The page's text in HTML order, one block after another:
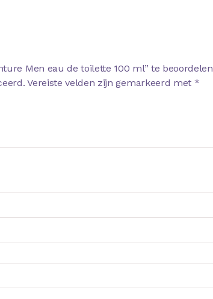
Men eau de toilette 100 ml” te beoordelen
Vereiste velden zijn gemarkeerd met *